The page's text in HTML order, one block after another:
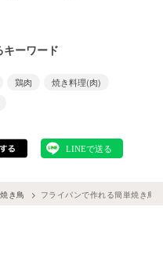
キーワード
鶏肉
焼き料理(肉)
焼き鳥 フライパンで作れる簡単焼き鳥